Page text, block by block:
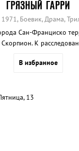
ГРЯЗНЫЙ ГАРРИ
Боевик, Драма,
Сан-Франциско
К
В избранное